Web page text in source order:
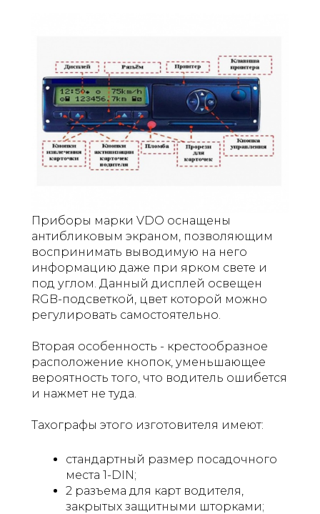
Приборы марки VDO оснащены
антибликовым экраном, позволяющим
воспринимать выводимую на него
информацию даже при ярком свете и
под углом. Данный дисплей освещен
RGB-подсветкой, цвет которой можно
регулировать самостоятельно.
Вторая особенность - крестообразное
расположение кнопок, уменьшающее
вероятность того, что водитель ошибется
и нажмет не туда.
Тахографы этого изготовителя имеют:
стандартный размер посадочного
места 1-DIN;
2 разъема для карт водителя,
закрытых защитными шторками;